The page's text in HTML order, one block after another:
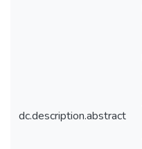
dc.description.abstract